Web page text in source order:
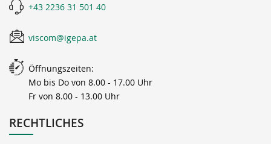
+43 2236 31 501 40
viscom@igepa.at
Öffnungszeiten:
Mo bis Do von 8.00 - 17.00 Uhr
Fr von 8.00 - 13.00 Uhr
RECHTLICHES